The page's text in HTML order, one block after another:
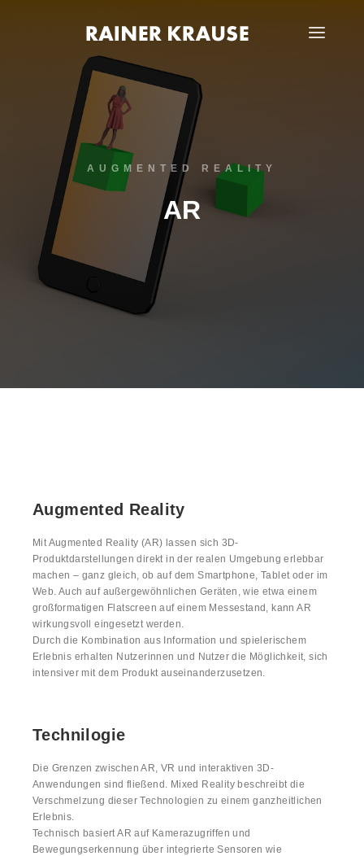
AUGMENTED REALITY
AR
Augmented Reality
Mit Augmented Reality (AR) lassen sich 3D-
Produktdarstellungen direkt in der realen Umgebung erlebbar
machen – ganz gleich, ob auf dem Smartphone, Tablet oder im
Web. Auch auf außergewöhnlichen Geräten, wie etwa einem
großformatigen Flatscreen auf einem Messestand, kann AR
wirkungsvoll eingesetzt werden.
Durch die Kombination aus Information und spielerischem
Erlebnis erhalten Nutzerinnen und Nutzer die Möglichkeit, sich
intensiver mit dem Produkt auseinanderzusetzen.
Technilogie
Die Grenzen zwischen AR, VR und interaktiven 3D-
Anwendungen sind fließend. Mixed Reality beschreibt die
Verschmelzung dieser Technologien zu einem ganzheitlichen
Erlebnis.
Technisch basiert AR auf Kamerazugriffen und
Bewegungserkennung über integrierte Sensoren wie